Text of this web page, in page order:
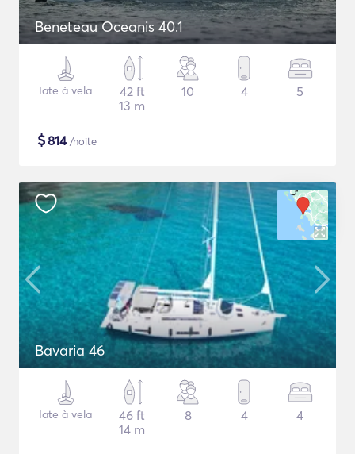
Beneteau Oceanis 40.1
Iate à vela
42 ft
13 m
10 4 5
$814/noite
Bavaria 46
Iate à vela
46 ft
14 m
8 4 4